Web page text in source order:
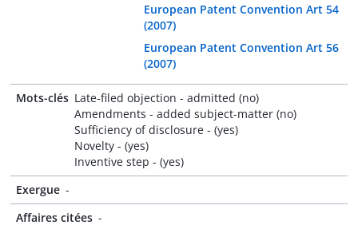
European Patent Convention Art 54
(2007)
European Patent Convention Art 56
(2007)
Mots-clés Late-filed objection - admitted (no)
Amendments - added subject-matter (no)
Sufficiency of disclosure - (yes)
Novelty - (yes)
Inventive step - (yes)
Exergue -
Affaires citées -